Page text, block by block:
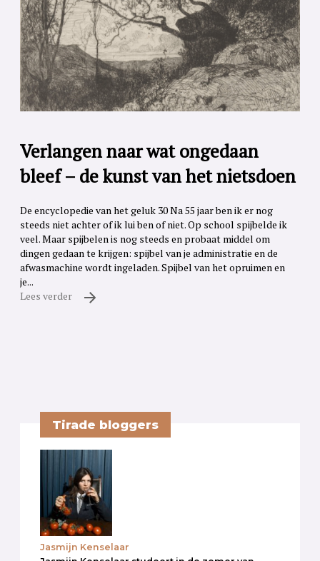
Verlangen naar wat ongedaan
bleef – de kunst van het nietsdoen
De encyclopedie van het geluk 30 Na 55 jaar ben ik er nog
steeds niet achter of ik lui ben of niet. Op school spijbelde ik
veel. Maar spijbelen is nog steeds en probaat middel om
dingen gedaan te krijgen: spijbel van je administratie en de
afwasmachine wordt ingeladen. Spijbel van het opruimen en
je...
Lees verder
Tirade bloggers
Jasmijn Kenselaar